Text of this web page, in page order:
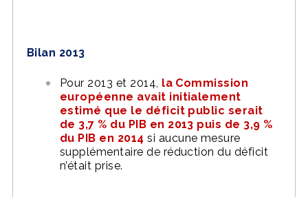
Bilan 2013
Pour 2013 et 2014, la Commission
européenne avait initialement
estimé que le déficit public serait
de 3,7 % du PIB en 2013 puis de 3,9 %
du PIB en 2014 si aucune mesure
supplémentaire de réduction du déficit
n’était prise.